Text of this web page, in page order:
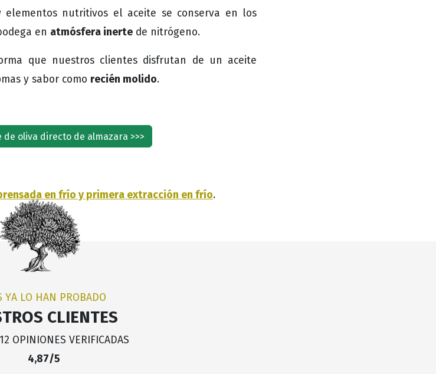
nutritivos el aceite se conserva en los
en atmósfera inerte de nitrógeno.
que nuestros clientes disfrutan de un aceite
y sabor como recién molido.
oliva directo de almazara >>>
en frío y primera extracción en frío.
YA LO HAN PROBADO
CLIENTES
OPINIONES VERIFICADAS
4,87/5